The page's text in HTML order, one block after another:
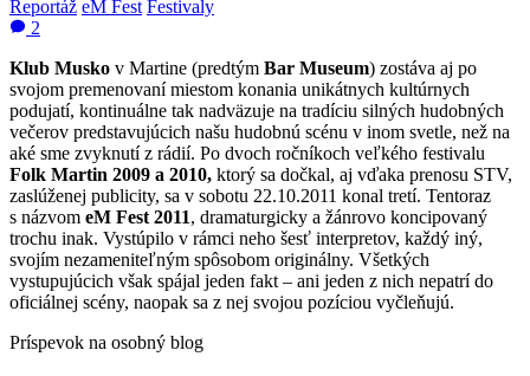
Reportáž eM Fest Festivaly
2
Klub Musko v Martine (predtým Bar Museum) zostáva aj po
svojom premenovaní miestom konania unikátnych kultúrnych
podujatí, kontinuálne tak nadväzuje na tradíciu silných hudobných
večerov predstavujúcich našu hudobnú scénu v inom svetle, než na
aké sme zvyknutí z rádií. Po dvoch ročníkoch veľkého festivalu
Folk Martin 2009 a 2010, ktorý sa dočkal, aj vďaka prenosu STV,
zaslúženej publicity, sa v sobotu 22.10.2011 konal tretí. Tentoraz
s názvom eM Fest 2011, dramaturgicky a žánrovo koncipovaný
trochu inak. Vystúpilo v rámci neho šesť interpretov, každý iný,
svojím nezameniteľným spôsobom originálny. Všetkých
vystupujúcich však spájal jeden fakt – ani jeden z nich nepatrí do
oficiálnej scény, naopak sa z nej svojou pozíciou vyčleňujú.
Príspevok na osobný blog